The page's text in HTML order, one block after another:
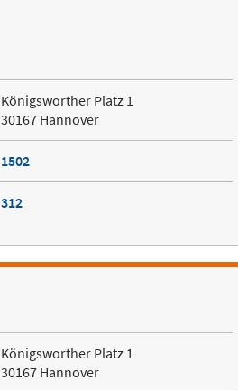
Königsworther Platz 1
30167 Hannover
1502
312
Königsworther Platz 1
30167 Hannover